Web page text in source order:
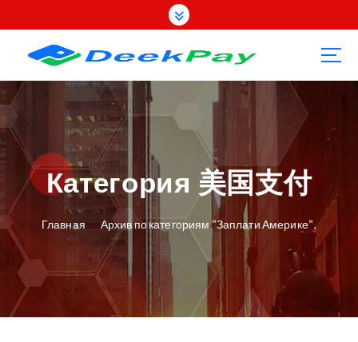
е
й
к
с
р
ю
Категория 美国支付
Главная Архив по категориям "Заплати Америке".